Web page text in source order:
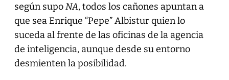
según supoNA, todos los cañones apuntan a
que sea Enrique “Pepe” Albistur quien lo
suceda al frente de las oficinas de la agencia
de inteligencia, aunque desde su entorno
desmienten la posibilidad.